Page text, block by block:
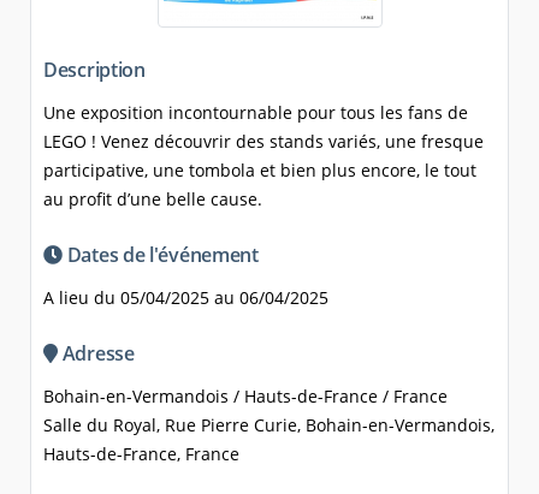
Description
Une exposition incontournable pour tous les fans de
LEGO ! Venez découvrir des stands variés, une fresque
participative, une tombola et bien plus encore, le tout
au profit d’une belle cause.
Dates de l'événement
A lieu du 05/04/2025 au 06/04/2025
Adresse
Bohain-en-Vermandois / Hauts-de-France / France
Salle du Royal, Rue Pierre Curie, Bohain-en-Vermandois,
Hauts-de-France, France